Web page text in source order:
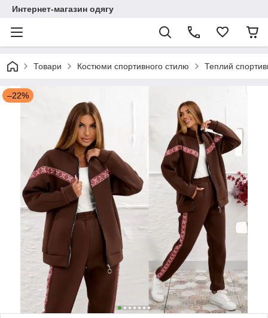
Интернет-магазин одягу
Товари Костюми спортивного стилю Теплий
–22%